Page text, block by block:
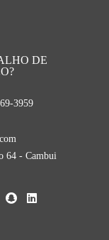
DE
3959
64 - Cambui